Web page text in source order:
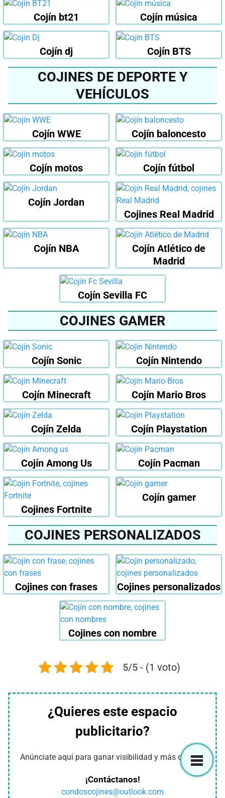
Cojín bt21 Cojín música
Cojín dj Cojín BTS
COJINES DE DEPORTE Y
VEHÍCULOS
Cojín WWE Cojín baloncesto
Cojín motos Cojín fútbol
Cojín Jordan
Cojines Real Madrid
Cojín NBA
Cojín Atlético de
Madrid
Cojín Sevilla FC
COJINES GAMER
Cojín Sonic Cojín Nintendo
Cojín Minecraft Cojín Mario Bros
Cojín Zelda Cojín Playstation
Cojín Among Us Cojín Pacman
Cojines Fortnite
Cojín gamer
COJINES PERSONALIZADOS
Cojines con frases Cojines personalizados
Cojines con nombre
5/5 - (1 voto)
¿Quieres este espacio
publicitario?
Anúnciate aquí para ganar visibilidad y más clientes
¡Contáctanos!
condoscojines@outlook.com